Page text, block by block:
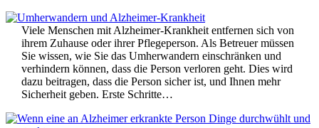
Viele Menschen mit Alzheimer-Krankheit entfernen sich von
ihrem Zuhause oder ihrer Pflegeperson. Als Betreuer müssen
Sie wissen, wie Sie das Umherwandern einschränken und
verhindern können, dass die Person verloren geht. Dies wird
dazu beitragen, dass die Person sicher ist, und Ihnen mehr
Sicherheit geben. Erste Schritte…